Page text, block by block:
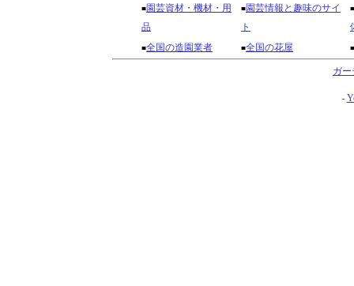
■園芸資材・機材・用
品
■園芸情報と趣味のサイ
ト
■
■全国の造園業者 ■全国の花屋 ■
ガ
-